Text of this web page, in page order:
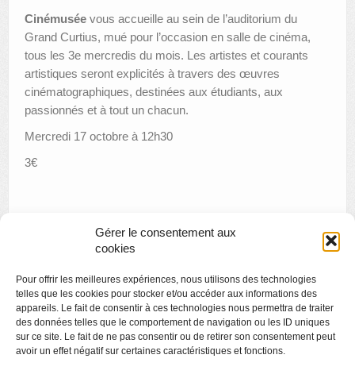
Gérer le consentement aux
cookies
Pour offrir les meilleures expériences, nous utilisons des technologies
telles que les cookies pour stocker et/ou accéder aux informations des
appareils. Le fait de consentir à ces technologies nous permettra de traiter
des données telles que le comportement de navigation ou les ID uniques
sur ce site. Le fait de ne pas consentir ou de retirer son consentement peut
avoir un effet négatif sur certaines caractéristiques et fonctions.
Cinémusée vous accueille au sein de l’auditorium du
Grand Curtius, mué pour l’occasion en salle de cinéma,
tous les 3e mercredis du mois. Les artistes et courants
artistiques seront explicités à travers des œuvres
cinématographiques, destinées aux étudiants, aux
passionnés et à tout un chacun.
Mercredi 17 octobre à 12h30
3€
Nocturne des musées
Apéro littéraire : « la Source S » par Philippe Raxhon
Copyright